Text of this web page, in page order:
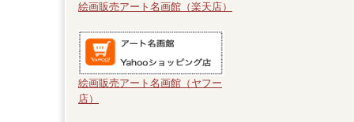
絵画販売アート名画館（楽天店）
絵画販売アート名画館（ヤフー
店）